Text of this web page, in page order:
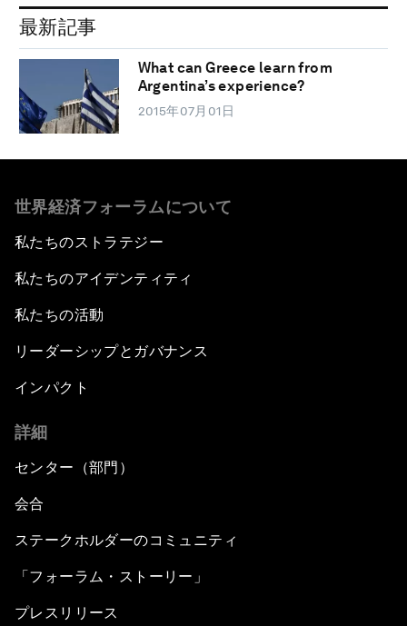
最新記事
What can Greece learn from
Argentina’s experience?
2015年07月01日
世界経済フォーラムについて
私たちのストラテジー
私たちのアイデンティティ
私たちの活動
リーダーシップとガバナンス
インパクト
詳細
センター（部門）
会合
ステークホルダーのコミュニティ
「フォーラム・ストーリー」
プレスリリース